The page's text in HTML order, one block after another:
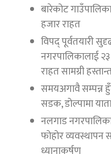
बारेकोट
हजार राहत
विपद् पूर्वतयारी
नगरपालिकालाई
राहत सामग्री
समयअगावै सम्पन्न
सडक, डोल्पामा
नलगाड
फोहोर व्यवस्थापन